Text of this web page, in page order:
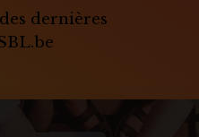
dernières